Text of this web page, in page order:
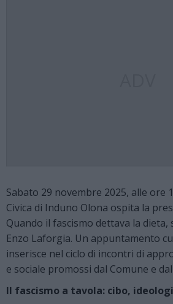
Sabato 29 novembre 2025, alle ore
Civica di Induno Olona ospita la
Quando il fascismo dettava la
Enzo Laforgia. Un appuntamento
inserisce nel ciclo di incontri di
e sociale promossi dal Comune e
Il fascismo a tavola: cibo,